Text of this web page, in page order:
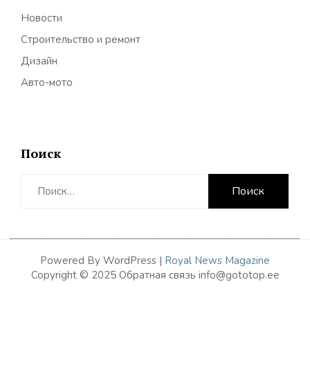
Новости
Строительство и ремонт
Дизайн
Авто-мото
Поиск
Powered By WordPress | Royal News Magazine
Copyright © 2025 Обратная связь info@gototop.ee